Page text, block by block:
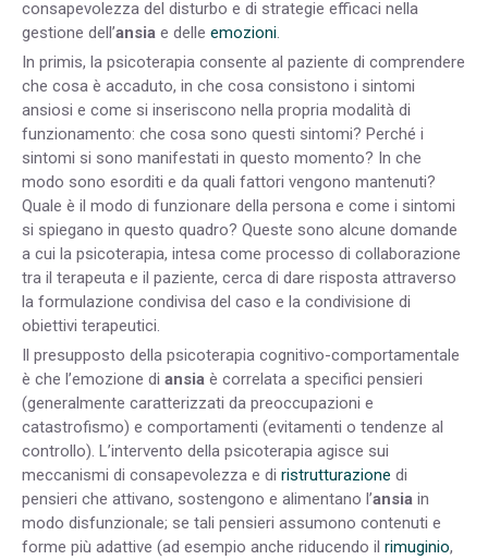
consapevolezza del disturbo e di strategie efficaci nella
gestione dell’ansia e delle emozioni.
In primis, la psicoterapia consente al paziente di comprendere
che cosa è accaduto, in che cosa consistono i sintomi
ansiosi e come si inseriscono nella propria modalità di
funzionamento: che cosa sono questi sintomi? Perché i
sintomi si sono manifestati in questo momento? In che
modo sono esorditi e da quali fattori vengono mantenuti?
Quale è il modo di funzionare della persona e come i sintomi
si spiegano in questo quadro? Queste sono alcune domande
a cui la psicoterapia, intesa come processo di collaborazione
tra il terapeuta e il paziente, cerca di dare risposta attraverso
la formulazione condivisa del caso e la condivisione di
obiettivi terapeutici.
Il presupposto della psicoterapia cognitivo-comportamentale
è che l’emozione di ansia è correlata a specifici pensieri
(generalmente caratterizzati da preoccupazioni e
catastrofismo) e comportamenti (evitamenti o tendenze al
controllo). L’intervento della psicoterapia agisce sui
meccanismi di consapevolezza e di ristrutturazione di
pensieri che attivano, sostengono e alimentano l’ansia in
modo disfunzionale; se tali pensieri assumono contenuti e
forme più adattive (ad esempio anche riducendo il rimuginio,